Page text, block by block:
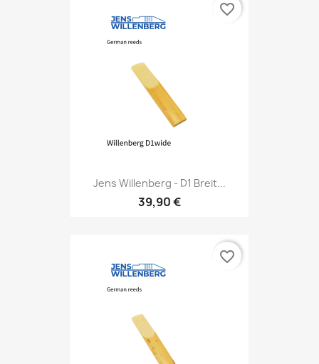
Jens Willenberg - D1 Breit...
39,90 €
favorite_border
favorite_border